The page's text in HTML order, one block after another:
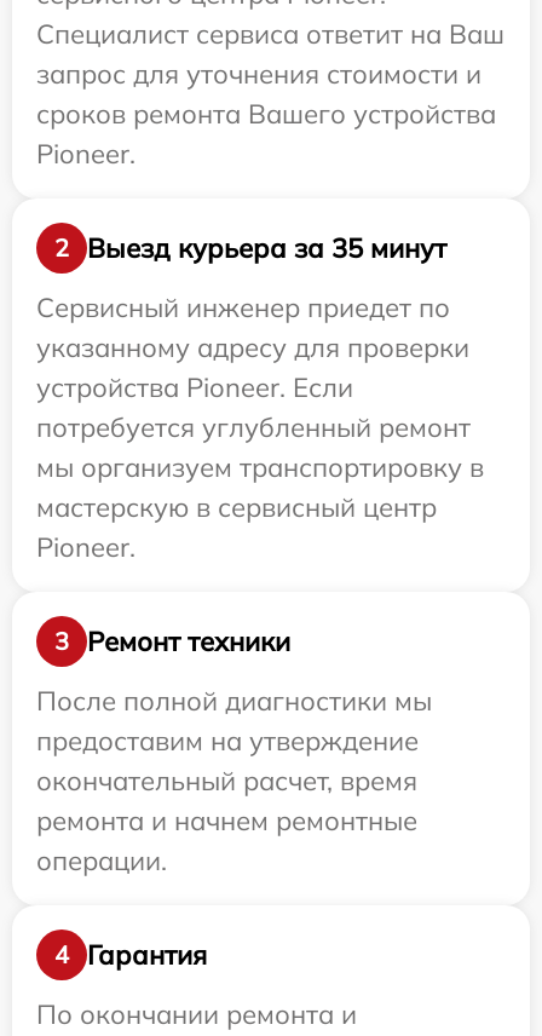
Специалист сервиса ответит на Ваш
запрос для уточнения стоимости и
сроков ремонта Вашего устройства
Pioneer.
2
Выезд курьера за 35 минут
Сервисный инженер приедет по
указанному адресу для проверки
устройства Pioneer. Если
потребуется углубленный ремонт
мы организуем транспортировку в
мастерскую в сервисный центр
Pioneer.
3
Ремонт техники
После полной диагностики мы
предоставим на утверждение
окончательный расчет, время
ремонта и начнем ремонтные
операции.
4
Гарантия
По окончании ремонта и